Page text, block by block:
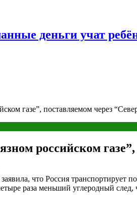
деньги учат
газе”, поставляемом через
российском
что Россия
раза меньший углеродный